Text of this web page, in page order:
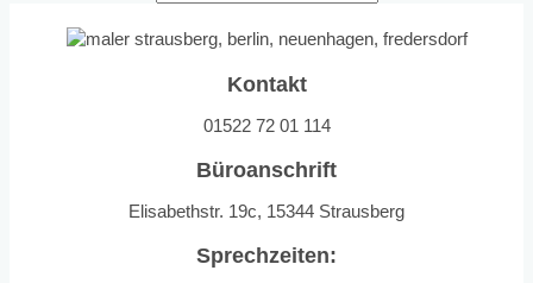
Kontakt
01522 72 01 114
Büroanschrift
Elisabethstr. 19c, 15344 Strausberg
Sprechzeiten: